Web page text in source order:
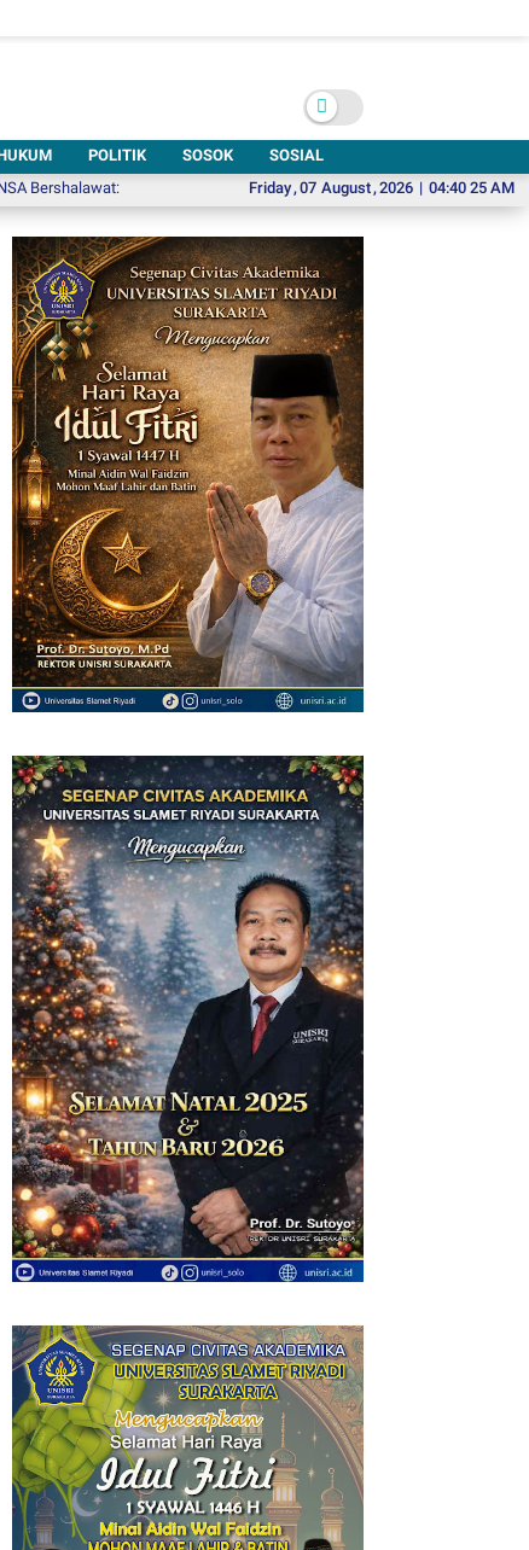
POLITIK SOSOK
SOSIAL
Friday,07 August,2026 | 04:40 26 AM
Bersihkan Hati untuk Membangun Negeri ISI Solo Siap Dampingi